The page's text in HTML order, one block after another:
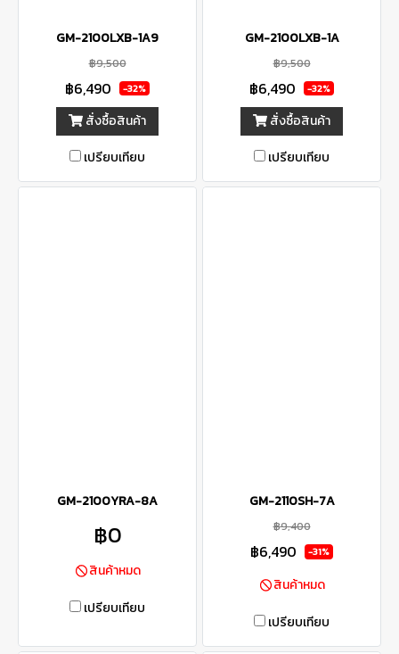
GM-2100LXB-1A9
฿9,500
฿6,490 -32%
สั่งซื้อสินค้า
เปรียบเทียบ
GM-2100LXB-1A
฿9,500
฿6,490 -32%
สั่งซื้อสินค้า
เปรียบเทียบ
GM-2100YRA-8A
฿0
สินค้าหมด
เปรียบเทียบ
GM-2110SH-7A
฿9,400
฿6,490 -31%
สินค้าหมด
เปรียบเทียบ